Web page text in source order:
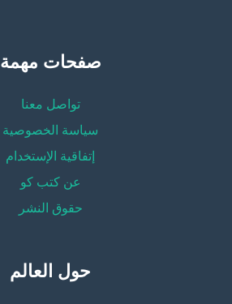
صفحات مهمة
تواصل معنا
سياسة الخصوصية
إتفاقية الإستخدام
عن كتب كو
حقوق النشر
حول العالم